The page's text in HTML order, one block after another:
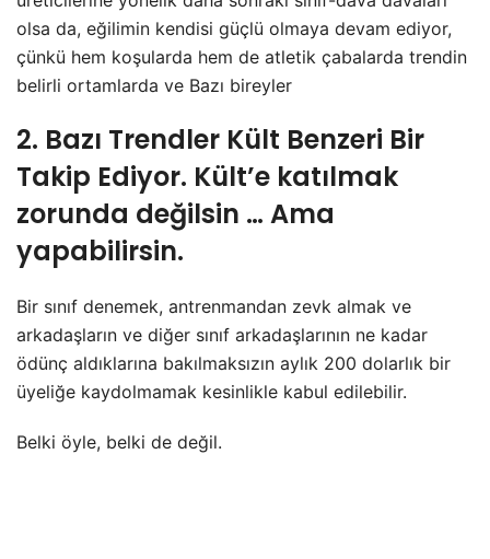
olsa da, eğilimin kendisi güçlü olmaya devam ediyor,
çünkü hem koşularda hem de atletik çabalarda trendin
belirli ortamlarda ve Bazı bireyler
2. Bazı Trendler Kült Benzeri Bir
Takip Ediyor. Kült’e katılmak
zorunda değilsin … Ama
yapabilirsin.
Bir sınıf denemek, antrenmandan zevk almak ve
arkadaşların ve diğer sınıf arkadaşlarının ne kadar
ödünç aldıklarına bakılmaksızın aylık 200 dolarlık bir
üyeliğe kaydolmamak kesinlikle kabul edilebilir.
Belki öyle, belki de değil.